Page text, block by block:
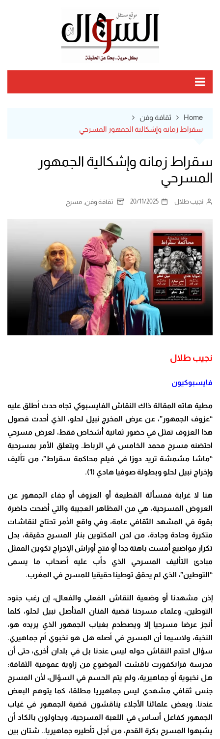
Home
ثقافة وفن
سقراط زمانه وإشكالية الجمهور المسرحي
سقراط زمانه وإشكالية الجمهور
المسرحي
نجيب طلال 20/11/2025 ثقافة وفن مسرح
نجيب طلال
فايسبوكيون
مطية هاته المقالة ذاك النقاش الفايسبوكي تجاه حدث أطلق عليه
“عزوف الجمهور”، عن عرض المخرج نبيل لحلو، الذي أحدث فصول
هذا العزوف تمثل في حضور ثمانية أشخاص فقط، لعرض مسرحي
احتضنه مسرح محمد الخامس في الرباط. ويتعلق الأمر بمسرحية
“ماشا مشمشة تريد دورًا في فيلم محاكمة سقراط”، من تأليف
وإخراج نبيل لحلو وبطولة صوفيا هادي (1).
هنا لا غرابة فمسألة القطيعة أو العزوف أو جفاء الجمهور عن
العروض المسرحية، هي من المظاهر العجيبة والتي أضحت حاضرة
بقوة في المشهد الثقافي عامة، وفي واقع الأمر تحتاج لنقاشات
متكررة وحادة وجادة، من لدن المكتوين بنار المسرح حقيقة، بدل
تكرار مواضيع أمست باهتة جدا أو فتح أوراش الإخراج تكوين الممثل
مبادئ التأليف المسرحي الذي دأب عليه أصحاب ما يسمى
“التوطين”، الذي لم يحقق توطينا حقيقيا للمسرح في المغرب.
إذن مشهدنا أو وضعية النقاش الفعلي والفعال، إن رغب جنود
التوطين، وعلماء مسرحنا قضية الفنان المتأصل نبيل لحلو، كلما
أنجز عرضا مسرحيا إلا ويصطدم بغياب الجمهور الذي يريده هو،
النخبة، ولاسيما أن المسرح في أصله هل هو نخبوي أم جماهيري.
سؤال احتدم النقاش حوله ليس عندنا بل في بلدان أخرى، حتى أن
مدرسة فرانكفورت ناقشت الموضوع من زاوية عمومية الثقافة:
هل نخبوية أو جماهيرية، ولم يتم الحسم في السؤال، لأن المسرح
جنس ثقافي مشهدي ليس جماهيريا مطلقا، كما يتوهم البعض
عندنا. وبعض علمائنا الأجلاء يناقشون قضية الجمهور في غياب
الجمهور كفاعل أساس في اللعبة المسرحية، ويحاولون بالكاد أن
يشبهوا المسرح بكرة القدم، من أجل تأطيره جماهيريا.. شتان بين